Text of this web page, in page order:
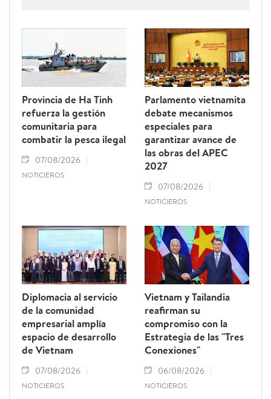
Provincia de Ha Tinh
refuerza la gestión
comunitaria para
combatir la pesca ilegal
07/08/2026
NOTICIEROS
Parlamento vietnamita
debate mecanismos
especiales para
garantizar avance de
las obras del APEC
2027
07/08/2026
NOTICIEROS
Diplomacia al servicio
de la comunidad
empresarial amplía
espacio de desarrollo
de Vietnam
07/08/2026
NOTICIEROS
Vietnam y Tailandia
reafirman su
compromiso con la
Estrategia de las "Tres
Conexiones"
06/08/2026
NOTICIEROS